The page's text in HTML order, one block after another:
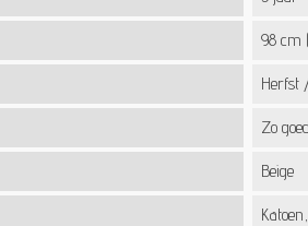
98 cm
Herfst
Zo
Beige